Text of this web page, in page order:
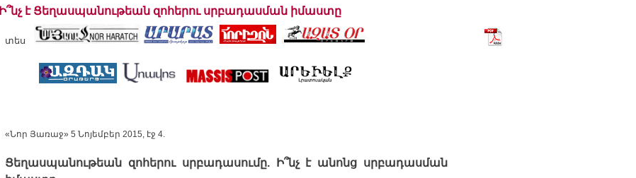
Ի՞նչ է Ցեղասպանութեան զոհերու սրբադասման իմաստը
տես
«Նոր Յառաջ» 5 Նոյեմբեր 2015, էջ 4.
Ցեղասպանութեան զոհերու սրբադասումը. Ի՞նչ է անոնց սրբադասման